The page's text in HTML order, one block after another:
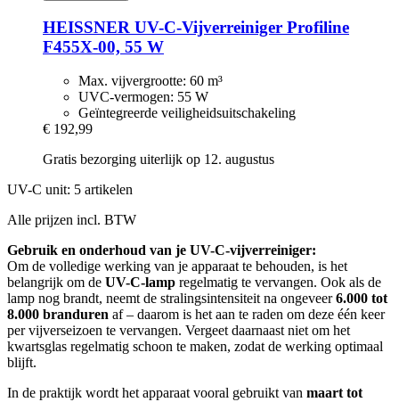
HEISSNER UV-​C-​Vijverreiniger Profiline
F455X-​00, 55 W
Max. vijvergrootte: 60 m³
UVC-vermogen: 55 W
Geïntegreerde veiligheidsuitschakeling
€ 192,99
Gratis bezorging uiterlijk op 12. augustus
UV-C unit: 5 artikelen
Alle prijzen incl. BTW
Gebruik en onderhoud van je UV-C-vijverreiniger:
Om de volledige werking van je apparaat te behouden, is het
belangrijk om de UV-C-lamp regelmatig te vervangen. Ook als de
lamp nog brandt, neemt de stralingsintensiteit na ongeveer6.000 tot
8.000 branduren af – daarom is het aan te raden om deze één keer
per vijverseizoen te vervangen. Vergeet daarnaast niet om het
kwartsglas regelmatig schoon te maken, zodat de werking optimaal
blijft.
In de praktijk wordt het apparaat vooral gebruikt van maart tot